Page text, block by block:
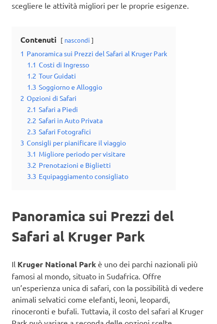
scegliere le attività migliori per le proprie esigenze.
Contenuti nascondi
1 Panoramica sui Prezzi del Safari al Kruger Park
1.1 Costi di Ingresso
1.2 Tour Guidati
1.3 Soggiorno e Alloggio
2 Opzioni di Safari
2.1 Safari a Piedi
2.2 Safari in Auto Privata
2.3 Safari Fotografici
3 Consigli per pianificare il viaggio
3.1 Migliore periodo per visitare
3.2 Prenotazioni e Biglietti
3.3 Equipaggiamento consigliato
Panoramica sui Prezzi del
Safari al Kruger Park
Il Kruger National Park è uno dei parchi nazionali più
famosi al mondo, situato in Sudafrica. Offre
un’esperienza unica di safari, con la possibilità di vedere
animali selvatici come elefanti, leoni, leopardi,
rinoceronti e bufali. Tuttavia, il costo del safari al Kruger